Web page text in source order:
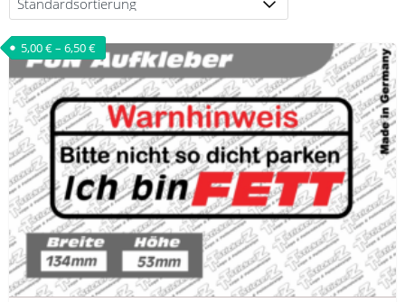
5,00€– 6,50€